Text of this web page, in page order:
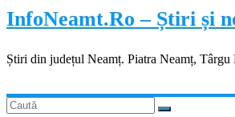
InfoNeamt.Ro – Știri și
Știri din județul Neamț. Piatra Neamț,